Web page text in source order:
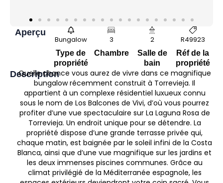
Aperçu
Bungalow
Type de
propriété
3
Chambre
2
Salle de
bain
R49923
Réf de la
propriété
Description
Quelle chance vous aurez de vivre dans ce magnifique
bungalow récemment construit à Torrevieja. Il
appartient à un complexe résidentiel luxueux connu
sous le nom de Los Balcones de Vivi, d’où vous pourrez
profiter d’une vue spectaculaire sur La Laguna Rosa de
Torrevieja. Un endroit unique pour se détendre. La
propriété dispose d’une grande terrasse privée qui,
chaque matin, est baignée par le soleil infini de la Costa
Blanca, ainsi que d’une vue magnifique sur les jardins et
les deux immenses piscines communes. Grâce au
climat privilégié de la Méditerranée espagnole, les